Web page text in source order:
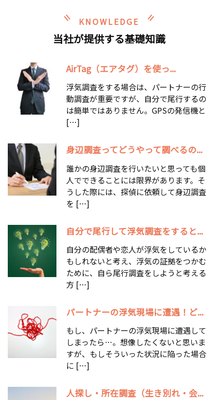
KNOWLEDGE
当社が提供する基礎知識
AirTag（エアタグ）を使っ...
浮気調査をする場合は、パートナーの行
動調査が重要ですが、自分で尾行するの
は簡単ではありません。GPSの発信機と
[…]
身辺調査ってどうやって調べるの...
誰かの身辺調査を行いたいと思っても個
人でできることには限界があります。そ
うした際には、探偵に依頼して身辺調査
を […]
自分で尾行して浮気調査をすると...
自分の配偶者や恋人が浮気をしているか
もしれないと考え、浮気の証拠をつかむ
ために、自ら尾行調査をしようと考える
方 […]
パートナーの浮気現場に遭遇！ど...
もし、パートナーの浮気現場に遭遇して
しまったら…。想像したくないと思いま
すが、もしそういった状況に陥った場合
に […]
人探し・所在調査（生き別れ・会...